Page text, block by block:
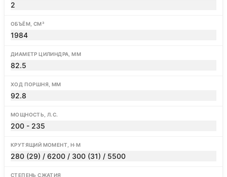
2
ОБЪЁМ, СМ³
1984
ДИАМЕТР ЦИЛИНДРА, ММ
82.5
ХОД ПОРШНЯ, ММ
92.8
МОЩНОСТЬ, Л.С.
200 - 235
КРУТЯЩИЙ МОМЕНТ, Н·М
280 (29) / 6200 / 300 (31) / 5500
СТЕПЕНЬ СЖАТИЯ